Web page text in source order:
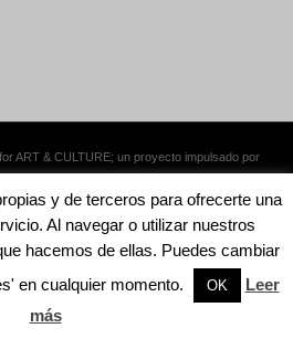
ART & CULTURE; un proyecto impulsado por
y de terceros para ofrecerte una
Al navegar o utilizar nuestros
hacemos de ellas. Puedes cambiar
en cualquier momento.
OK
Leer
más
Català Español